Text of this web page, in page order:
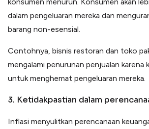
dalam pengeluaran mereka dan
barang non-esensial.
Contohnya, bisnis restoran dan toko
mengalami penurunan penjualan karena
untuk menghemat pengeluaran mereka.
3. Ketidakpastian dalam
Inflasi menyulitkan perencanaan